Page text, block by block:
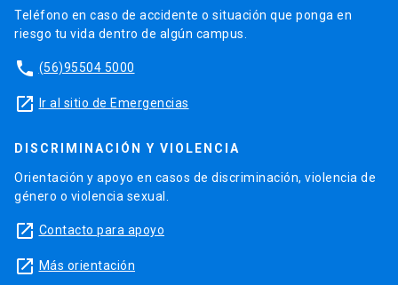
Teléfono en caso de accidente o situación que ponga en
riesgo tu vida dentro de algún campus.
phone (56)95504 5000
launch Ir al sitio de Emergencias
DISCRIMINACIÓN Y VIOLENCIA
Orientación y apoyo en casos de discriminación, violencia de
género o violencia sexual.
launch Contacto para apoyo
launch Más orientación